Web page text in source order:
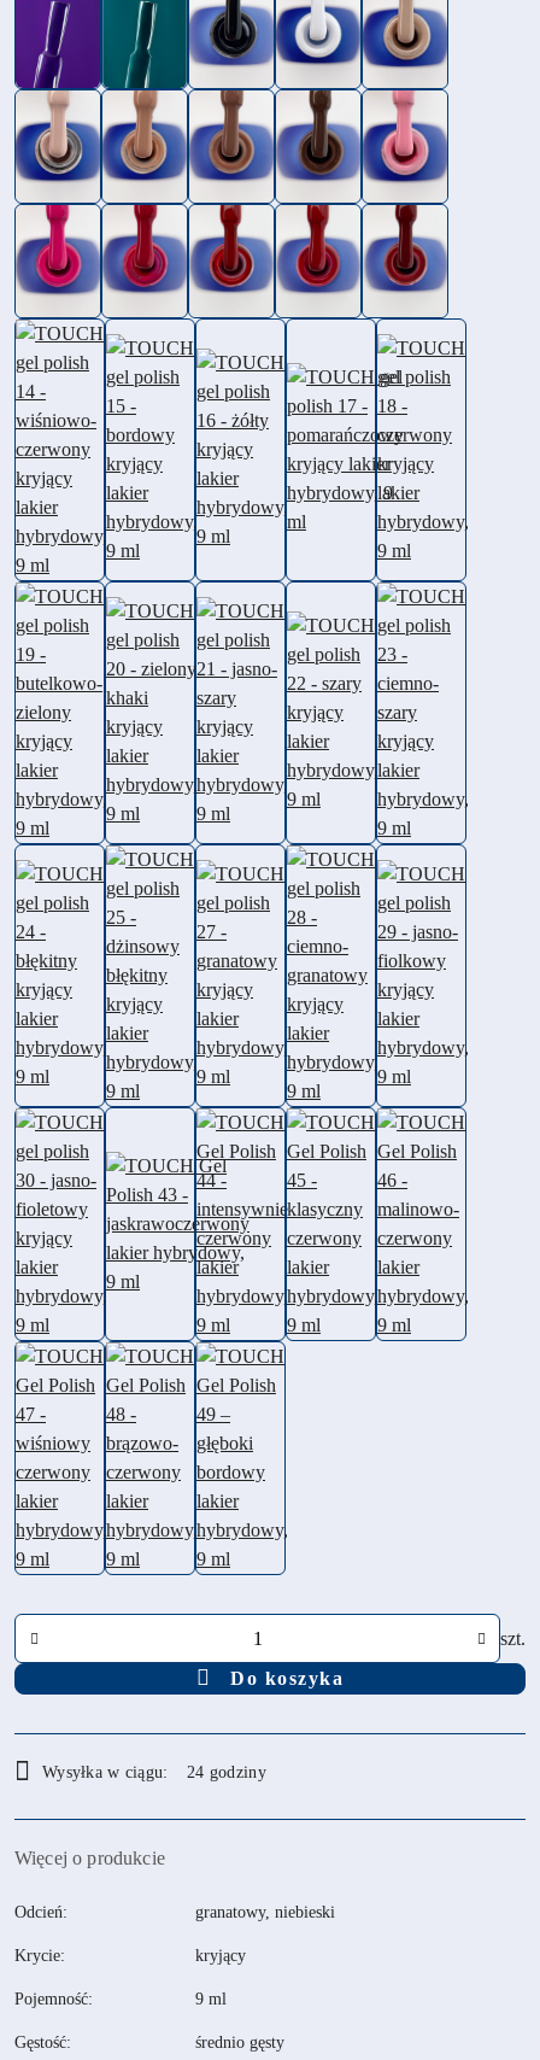
szt.
Do koszyka
i
dostawa
Wysyłka w ciągu: 24 godziny
Więcej o produkcie
Odcień: granatowy, niebieski
Krycie: kryjący
Pojemność: 9 ml
Gęstość: średnio gęsty